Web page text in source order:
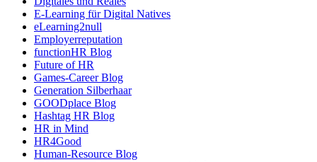
E-Learning für Digital Natives
eLearning2null
Employerreputation
functionHR Blog
Future of HR
Games-Career Blog
Generation Silberhaar
GOODplace Blog
Hashtag HR Blog
HR in Mind
HR4Good
Human-Resource Blog